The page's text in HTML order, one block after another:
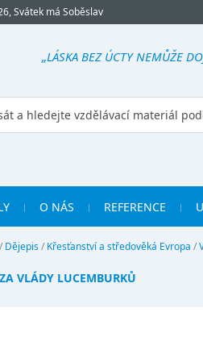
Svátek má Soběslav
„LÁSKA BEZ ÚCTY NEMŮŽE
O NÁS REFERENCE
/ Dějepis/ Křesťanství a středověká Evropa /
VLÁDY LUCEMBURKŮ